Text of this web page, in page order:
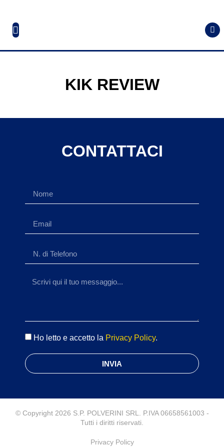
KIK REVIEW
CONTATTACI
Ho letto e accetto la Privacy Policy.
INVIA
© Copyright 2026 S.P. POLVERINI SRL. P.IVA 06658561003 -
Tutti i diritti riservati.
Privacy Policy